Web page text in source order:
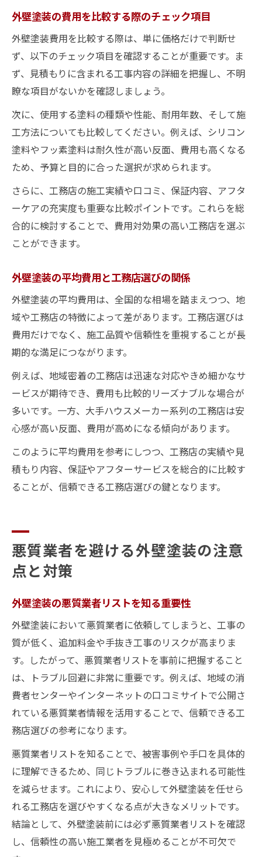
外壁塗装の費用を比較する際のチェック項目
外壁塗装費用を比較する際は、単に価格だけで判断せ
ず、以下のチェック項目を確認することが重要です。ま
ず、見積もりに含まれる工事内容の詳細を把握し、不明
瞭な項目がないかを確認しましょう。
次に、使用する塗料の種類や性能、耐用年数、そして施
工方法についても比較してください。例えば、シリコン
塗料やフッ素塗料は耐久性が高い反面、費用も高くなる
ため、予算と目的に合った選択が求められます。
さらに、工務店の施工実績や口コミ、保証内容、アフタ
ーケアの充実度も重要な比較ポイントです。これらを総
合的に検討することで、費用対効果の高い工務店を選ぶ
ことができます。
外壁塗装の平均費用と工務店選びの関係
外壁塗装の平均費用は、全国的な相場を踏まえつつ、地
域や工務店の特徴によって差があります。工務店選びは
費用だけでなく、施工品質や信頼性を重視することが長
期的な満足につながります。
例えば、地域密着の工務店は迅速な対応やきめ細かなサ
ービスが期待でき、費用も比較的リーズナブルな場合が
多いです。一方、大手ハウスメーカー系列の工務店は安
心感が高い反面、費用が高めになる傾向があります。
このように平均費用を参考にしつつ、工務店の実績や見
積もり内容、保証やアフターサービスを総合的に比較す
ることが、信頼できる工務店選びの鍵となります。
悪質業者を避ける外壁塗装の注意
点と対策
外壁塗装の悪質業者リストを知る重要性
外壁塗装において悪質業者に依頼してしまうと、工事の
質が低く、追加料金や手抜き工事のリスクが高まりま
す。したがって、悪質業者リストを事前に把握すること
は、トラブル回避に非常に重要です。例えば、地域の消
費者センターやインターネットの口コミサイトで公開さ
れている悪質業者情報を活用することで、信頼できる工
務店選びの参考になります。
悪質業者リストを知ることで、被害事例や手口を具体的
に理解できるため、同じトラブルに巻き込まれる可能性
を減らせます。これにより、安心して外壁塗装を任せら
れる工務店を選びやすくなる点が大きなメリットです。
結論として、外壁塗装前には必ず悪質業者リストを確認
し、信頼性の高い施工業者を見極めることが不可欠で